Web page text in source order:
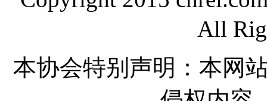
All
本协会特别声明：本网